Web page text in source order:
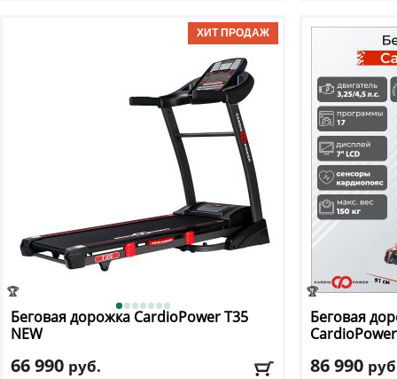
: ручная
БЕСПЛАТНО, 2-3 дня
ПОДАРКИ НА ВЫБОР к заказу
Макс. вес: 150
Скорость
: 18
Мощность
Регулировка
Доставка:
🏆
Беговая дорожка CardioPowerT35
NEW
66 990 руб.
🏆
Беговая
86 990